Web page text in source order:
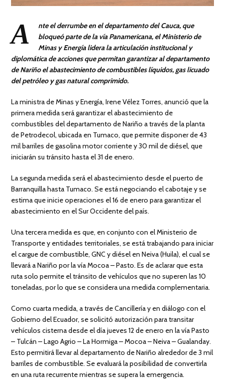
A
nte el derrumbe en el departamento del Cauca, que
bloqueó parte de la vía Panamericana, el Ministerio de
Minas y Energía lidera la articulación institucional y
diplomática de acciones que permitan garantizar al departamento
de Nariño el abastecimiento de combustibles líquidos, gas licuado
del petróleo y gas natural comprimido.
La ministra de Minas y Energía, Irene Vélez Torres, anunció que la
primera medida será garantizar el abastecimiento de
combustibles del departamento de Nariño a través de la planta
de Petrodecol, ubicada en Tumaco, que permite disponer de 43
mil barriles de gasolina motor corriente y 30 mil de diésel, que
iniciarán su tránsito hasta el 31 de enero.
La segunda medida será el abastecimiento desde el puerto de
Barranquilla hasta Tumaco. Se está negociando el cabotaje y se
estima que inicie operaciones el 16 de enero para garantizar el
abastecimiento en el Sur Occidente del país.
Una tercera medida es que, en conjunto con el Ministerio de
Transporte y entidades territoriales, se está trabajando para iniciar
el cargue de combustible, GNC y diésel en Neiva (Huila), el cual se
llevará a Nariño por la vía Mocoa – Pasto. Es de aclarar que esta
ruta solo permite el tránsito de vehículos que no superen las 10
toneladas, por lo que se considera una medida complementaria.
Como cuarta medida, a través de Cancillería y en diálogo con el
Gobierno del Ecuador, se solicitó autorización para transitar
vehículos cisterna desde el día jueves 12 de enero en la vía Pasto
– Tulcán – Lago Agrio – La Hormiga – Mocoa – Neiva – Gualanday.
Esto permitirá llevar al departamento de Nariño alrededor de 3 mil
barriles de combustible. Se evaluará la posibilidad de convertirla
en una ruta recurrente mientras se supera la emergencia.